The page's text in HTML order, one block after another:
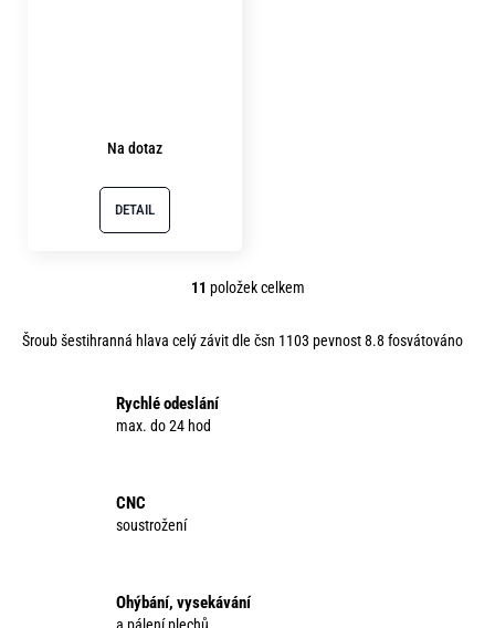
Na dotaz
DETAIL
O
l
y
v
11 položek celkem
Šroub šestihranná hlava celý závit dle čsn 1103 pevnost 8.8 fosvátováno
Rychlé odeslání
max. do 24 hod
CNC
soustrožení
Ohýbání, vysekávání
a pálení plechů